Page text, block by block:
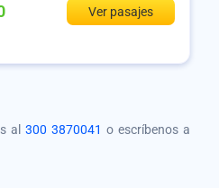
Ver pasajes
al300 3870041 o escríbenos a